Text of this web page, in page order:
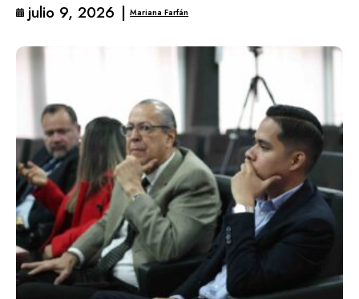
julio 9, 2026 | Mariana Farfán